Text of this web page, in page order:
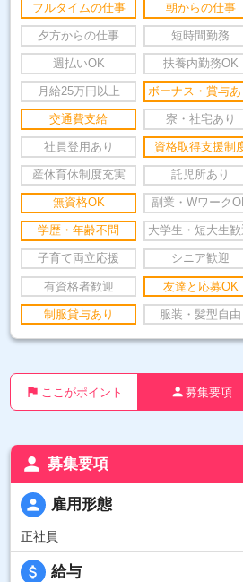
フルタイムの仕事 朝からの仕事
夕方からの仕事 短時間勤務
週払いOK 扶養内勤務OK
月給25万円以上 ボーナス・賞与あ
交通費支給 寮・社宅あり
社員登用あり 資格取得支援制
産休育休制度充実 託児所あり
無資格OK 副業・Wワーク
学歴・年齢不問 大学生・短大生歓
子育て両立応援 シニア歓迎
有資格者歓迎 友達と応募OK
制服貸与あり 服装・髪型自由
flag ここがポイント person 募集要項
person 募集要項
person 雇用形態
正社員
attach_money 給与